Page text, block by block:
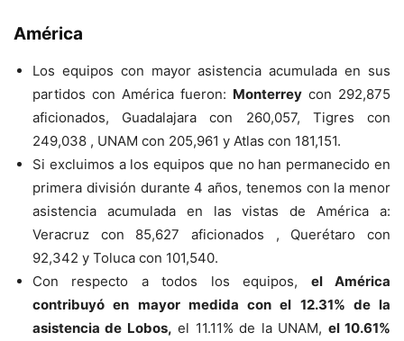
América
Los equipos con mayor asistencia acumulada en sus
partidos con América fueron: Monterrey con 292,875
aficionados, Guadalajara con 260,057, Tigres con
249,038 , UNAM con 205,961 y Atlas con 181,151.
Si excluimos a los equipos que no han permanecido en
primera división durante 4 años, tenemos con la menor
asistencia acumulada en las vistas de América a:
Veracruz con 85,627 aficionados , Querétaro con
92,342 y Toluca con 101,540.
Con respecto a todos los equipos, el América
contribuyó en mayor medida con el 12.31% de la
asistencia de Lobos, el 11.11% de la UNAM, el 10.61%